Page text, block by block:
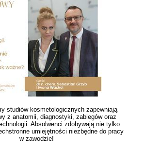
studiów kosmetologicznych zapewniają
z anatomii, diagnostyki, zabiegów oraz
Absolwenci zdobywają nie tylko
umiejętności niezbędne do pracy
w zawodzie!